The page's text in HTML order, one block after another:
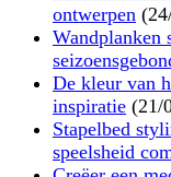
ontwerpen
Wandplanken
De kleur van
inspiratie (21/
Stapelbed
speelsheid